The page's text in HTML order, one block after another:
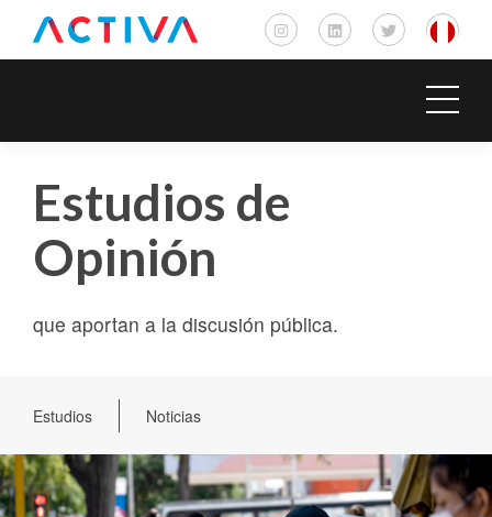
Estudios de
Opinión
que aportan a la discusión pública.
Estudios Noticias